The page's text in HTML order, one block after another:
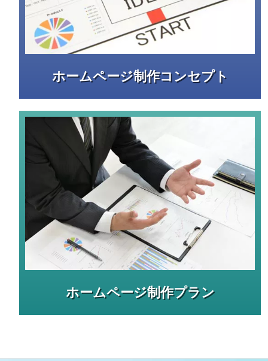
ホームページ制作コンセプト
ホームページ制作プラン